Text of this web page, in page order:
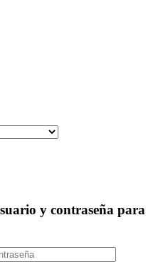
y contraseña para